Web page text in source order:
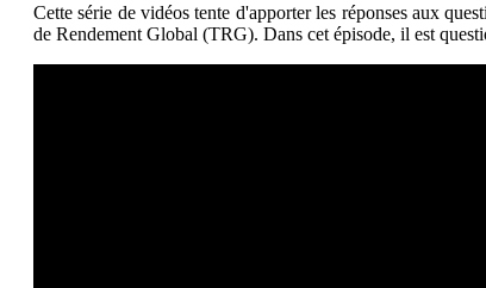
Cette série de vidéos tente d'apporter les réponses aux
de Rendement Global (TRG). Dans cet épisode, il est